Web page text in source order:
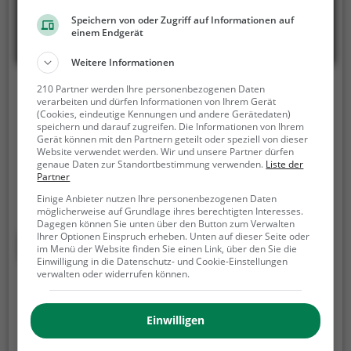
Fläming- Falknerei zu Burg Rabenstein
Burg Rabenstein, 14823 Rabenstein/Fläming
Die Fläming- Falknerei zu Burg Rabenstein ist eine
Falknerei in Rabenstein/Fläming. Neben der Pflege
und Aufzucht von Greifvögeln bietet die Falknerei
auch regelmäßige Besuchszeiten und
Flugvorführungen an. Die genauen Termine für die
Flugshows findest du auf der Website
Mehr erfahren
Greifvogelparks in Coswig
Greifvögel üben auf die meisten Menschen eine
gewisse Anziehung und Faszination aus. Nicht
Speichern von oder Zugriff auf Informationen auf
einem Endgerät
Weitere Informationen
210 Partner werden Ihre personenbezogenen Daten
verarbeiten und dürfen Informationen von Ihrem Gerät
(Cookies, eindeutige Kennungen und andere Gerätedaten)
speichern und darauf zugreifen. Die Informationen von Ihrem
Gerät können mit den Partnern geteilt oder speziell von dieser
Website verwendet werden. Wir und unsere Partner dürfen
genaue Daten zur Standortbestimmung verwenden. Liste der
Partner
Einige Anbieter nutzen Ihre personenbezogenen Daten
möglicherweise auf Grundlage ihres berechtigten Interesses.
Dagegen können Sie unten über den Button zum Verwalten
Ihrer Optionen Einspruch erheben. Unten auf dieser Seite oder
im Menü der Website finden Sie einen Link, über den Sie die
Einwilligung in die Datenschutz- und Cookie-Einstellungen
verwalten oder widerrufen können.
Einwilligen